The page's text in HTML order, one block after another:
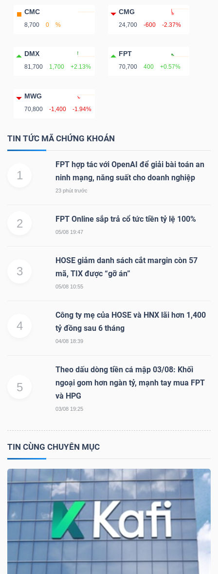
CMC
8,700 0 %
CMG
24,700 -600 -2.37%
DMX
81,700 1,700 +2.13%
FPT
70,700 400 +0.57%
MWG
70,800 -1,400 -1.94%
TIN TỨC MÃ CHỨNG KHOÁN
1
FPT hợp tác với OpenAI để giải bài toán an
ninh mạng, năng suất cho doanh nghiệp
23 phút trước
2 FPT Online sắp trả cổ tức tiền tỷ lệ 100%
05/08 19:47
3
HOSE giảm danh sách cắt margin còn 57
mã, TIX được “gỡ án”
05/08 10:55
4
Công ty mẹ của HOSE và HNX lãi hơn 1,400
tỷ đồng sau 6 tháng
04/08 18:39
5
Theo dấu dòng tiền cá mập 03/08: Khối
ngoại gom hơn ngàn tỷ, mạnh tay mua FPT
và HPG
03/08 19:25
TIN CÙNG CHUYÊN MỤC